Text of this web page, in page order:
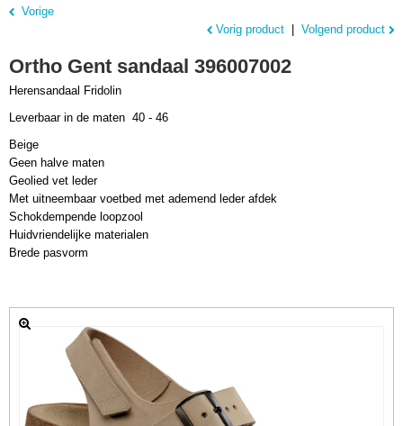
Vorige
Vorig product
Volgend product
Ortho Gent sandaal 396007002
Herensandaal Fridolin
Leverbaar in de maten 40 - 46
Beige
Geen halve maten
Geolied vet leder
Met uitneembaar voetbed met ademend leder afdek
Schokdempende loopzool
Huidvriendelijke materialen
Brede pasvorm